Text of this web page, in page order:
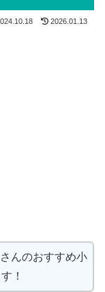
2026.01.13
んのおすすめ小
！